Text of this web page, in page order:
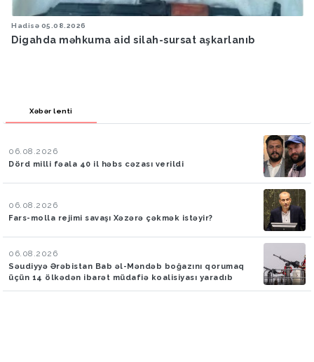
Hadisə 05.08.2026
Digahda məhkuma aid silah-sursat aşkarlanıb
Xəbər lenti
06.08.2026
Dörd milli fəala 40 il həbs cəzası verildi
06.08.2026
Fars-molla rejimi savaşı Xəzərə çəkmək istəyir?
06.08.2026
Səudiyyə Ərəbistan Bab əl-Məndəb boğazını qorumaq
üçün 14 ölkədən ibarət müdafiə koalisiyası yaradıb